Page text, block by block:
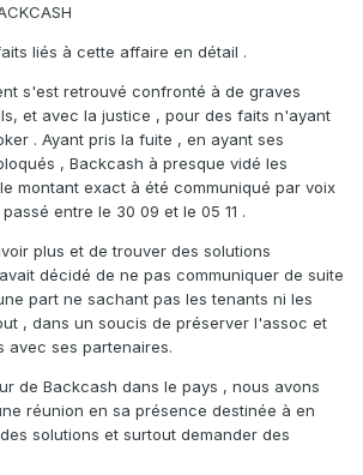
liés à cette affaire en détail .
s'est retrouvé confronté à de graves
et avec la justice , pour des faits n'ayant
. Ayant pris la fuite , en ayant ses
, Backcash à presque vidé les
montant exact à été communiqué par voix
entre le 30 09 et le 05 11 .
plus et de trouver des solutions
décidé de ne pas communiquer de suite
part ne sachant pas les tenants ni les
, dans un soucis de préserver l'assoc et
avec ses partenaires.
de Backcash dans le pays , nous avons
réunion en sa présence destinée à en
solutions et surtout demander des